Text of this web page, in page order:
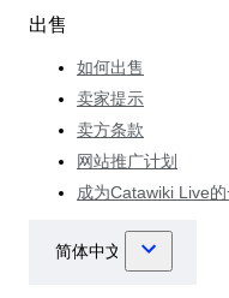
出售
如何出售
卖家提示
卖方条款
网站推广计划
成为Catawiki Live